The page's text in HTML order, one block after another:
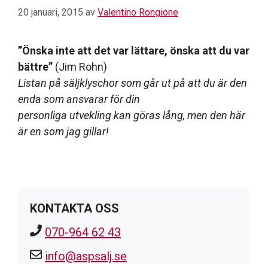
20 januari, 2015 av Valentino Rongione
”Önska inte att det var lättare, önska att du var
bättre” (Jim Rohn)
Listan på säljklyschor som går ut på att du är den
enda som ansvarar för din
personliga utvekling kan göras lång, men den här
är en som jag gillar!
KONTAKTA OSS
070-964 62 43
info@aspsalj.se